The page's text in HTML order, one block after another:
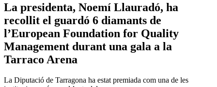
La presidenta, Noemí Llauradó, ha
recollit el guardó 6 diamants de
l’European Foundation for Quality
Management durant una gala a la
Tarraco Arena
La Diputació de Tarragona ha estat premiada com una de les